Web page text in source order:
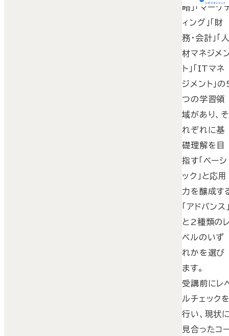
略」「マーケ
ィング」「財
務・会計」「
材マネジメ
ト」「ITマネ
ジメント」
つの学習領
域があり、そ
れぞれに基
礎理解を目
指す「ベーシ
ック」と応用
力を醸成す
「アドバンス
と2種類の
ベルのいず
れかを選び
ます。
受講前にレ
ルチェック
行い、現状
見合ったコ